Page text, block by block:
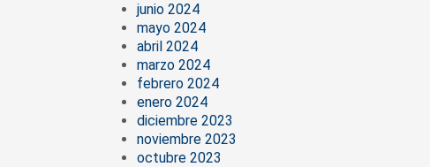
junio 2024
mayo 2024
abril 2024
marzo 2024
febrero 2024
enero 2024
diciembre 2023
noviembre 2023
octubre 2023